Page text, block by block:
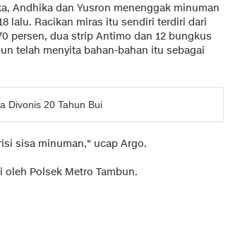
Andhika dan Yusron menenggak minuman
lalu. Racikan miras itu sendiri terdiri dari
persen, dua strip Antimo dan 12 bungkus
telah menyita bahan-bahan itu sebagai
Divonis 20 Tahun Bui
sisa minuman," ucap Argo.
Polsek Metro Tambun.